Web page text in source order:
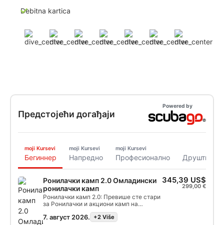
Debitna kartica
Предстојећи догађаји
Powered by
moji Kursevi
Бегиннер
moji Kursevi
Напредно
moji Kursevi
Професионално Друштвени
Ронилачки камп 2.0 Омладински
ронилачки камп
Ронилачки камп 2.0: Превише сте стари
за Ронилачки и акциони камп на
отвореном? Онда је Ронилачки камп 2.0
савршен за вас. Још не умете да
7. август 2026. +2 Više
345,39 US$
299,00 €